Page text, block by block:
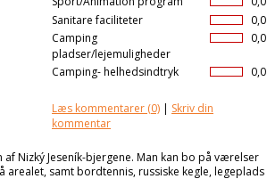
0,0
Sanitare faciliteter
0,0
Camping
pladser/lejemuligheder
0,0
Camping- helhedsindtryk
Læs kommentarer (0) | Skriv din
kommentar
Nizký Jeseník-bjergene. Man kan bo på værelser
samt bordtennis, russiske kegle, legeplads